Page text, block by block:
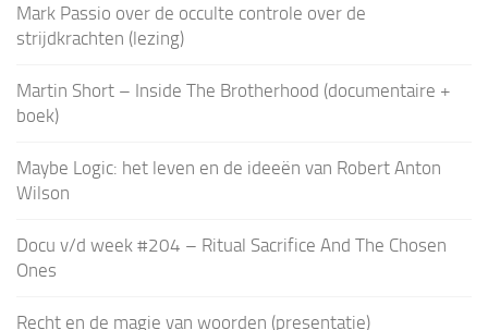
Mark Passio over de occulte controle over de
strijdkrachten (lezing)
Martin Short – Inside The Brotherhood (documentaire +
boek)
Maybe Logic: het leven en de ideeën van Robert Anton
Wilson
Docu v/d week #204 – Ritual Sacrifice And The Chosen
Ones
Recht en de magie van woorden (presentatie)